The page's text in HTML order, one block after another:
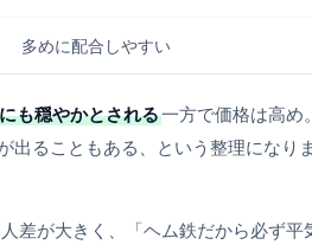
多めに配合しやすい
も穏やかとされる一方で価格は高め
出ることもある、という整理になりま
差が大きく、「ヘム鉄だから必ず平